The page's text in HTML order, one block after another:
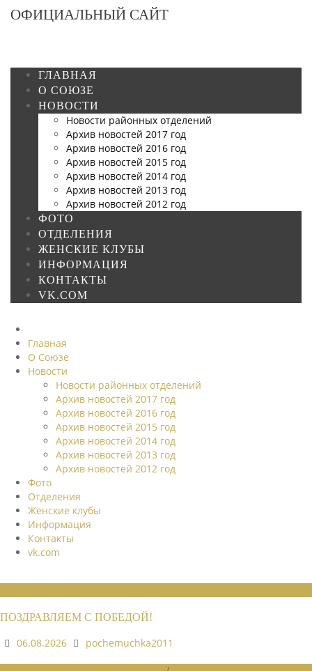
ОФИЦИАЛЬНЫЙ САЙТ
ГЛАВНАЯ
О СОЮЗЕ
НОВОСТИ
Новости районных отделений
Архив новостей 2017 год
Архив новостей 2016 год
Архив новостей 2015 год
Архив новостей 2014 год
Архив новостей 2013 год
Архив новостей 2012 год
ФОТО
ОТДЕЛЕНИЯ
ЖЕНСКИЕ КЛУБЫ
ИНФОРМАЦИЯ
КОНТАКТЫ
VK.COM
Главная
О Союзе
Новости
Новости районных отделений
Архив новостей 2017 год
Архив новостей 2016 год
Архив новостей 2015 год
Архив новостей 2014 год
Архив новостей 2013 год
Архив новостей 2012 год
Фото
Отделения
Женские клубы
Информация
Контакты
vk.com
ПОЗДРАВЛЯЕМ С ПОБЕДОЙ!
06.08.2026
pochemuchka2011